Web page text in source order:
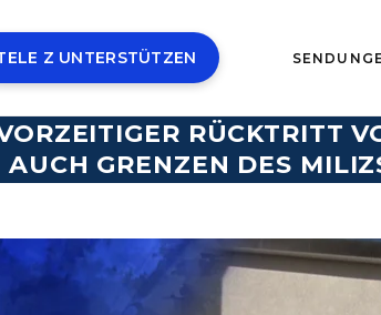
Z UNTERSTÜTZEN
RÜCKTRITT
AUCH GRENZEN DES